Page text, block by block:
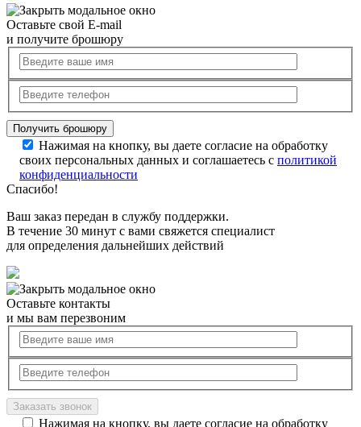
Оставьте свой E-mail
и получите брошюру
Нажимая на кнопку, вы даете согласие на обработку
своих персональных данных и соглашаетесь с политикой
конфиденциальности
Спасибо!
Ваш заказ передан в службу поддержки.
В течение 30 минут с вами свяжется специалист
для определения дальнейших действий
Оставьте контакты
и мы вам перезвоним
Нажимая на кнопку, вы даете согласие на обработку